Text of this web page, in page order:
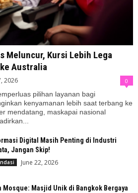
Meluncur, Kursi Lebih Lega
Australia
2026 0
pilihan layanan bagi
kenyamanan lebih saat terbang ke
mendatang, maskapai nasional
Digital Masih Penting di Industri
Jangan Skip!
June 22, 2026
Mosque: Masjid Unik di Bangkok Bergaya